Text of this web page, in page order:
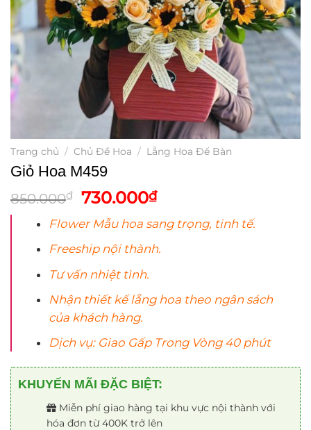
Trang chủ / Chủ Đề Hoa / Lẵng Hoa Để Bàn
Giỏ Hoa M459
850.000₫
Giá
gốc
là:
850.000₫.
730.000₫Giá
tại
là:
Flower Mẫu hoa sang trọng, tinh tế.
Freeship nội thành.
Tư vấn nhiệt tình.
Nhận thiết kế lẵng hoa theo ngân sách
của khách hàng.
Dịch vụ: Giao Gấp Trong Vòng 40 phút
KHUYẾN MÃI ĐẶC BIỆT:
Miễn phí giao hàng tại khu vực nội thành với
hóa đơn từ 400K trở lên